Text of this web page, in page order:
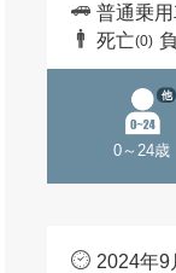
普通乗用
死亡(0)
0～24歳
他
2024年9